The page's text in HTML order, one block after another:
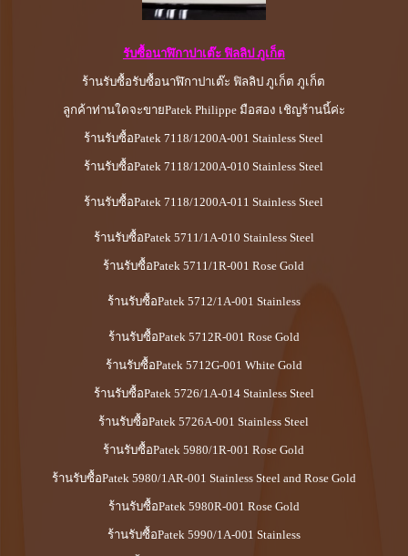
รับซื้อนาฬิกาปาเต๊ะ ฟิลลิป ภูเก็ต
ร้านรับซื้อรับซื้อนาฬิกาปาเต๊ะ ฟิลลิป ภูเก็ต ภูเก็ต
ลูกค้าท่านใดจะขายPatek Philippe มือสอง เชิญร้านนี้ค่ะ
ร้านรับซื้อPatek 7118/1200A-001 Stainless Steel
ร้านรับซื้อPatek 7118/1200A-010 Stainless Steel
ร้านรับซื้อPatek 7118/1200A-011 Stainless Steel
ร้านรับซื้อPatek 5711/1A-010 Stainless Steel
ร้านรับซื้อPatek 5711/1R-001 Rose Gold
ร้านรับซื้อPatek 5712/1A-001 Stainless
ร้านรับซื้อPatek 5712R-001 Rose Gold
ร้านรับซื้อPatek 5712G-001 White Gold
ร้านรับซื้อPatek 5726/1A-014 Stainless Steel
ร้านรับซื้อPatek 5726A-001 Stainless Steel
ร้านรับซื้อPatek 5980/1R-001 Rose Gold
ร้านรับซื้อPatek 5980/1AR-001 Stainless Steel and Rose Gold
ร้านรับซื้อPatek 5980R-001 Rose Gold
ร้านรับซื้อPatek 5990/1A-001 Stainless